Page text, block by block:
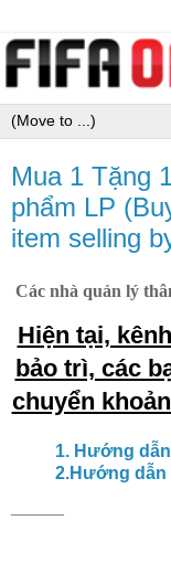
Mua 1 Tặng
phẩm LP
item selling
Các nhà quản lý
Hiện tại,
bảo trì, các
chuyển
1. Hướng
2.Hướng dẫn
———